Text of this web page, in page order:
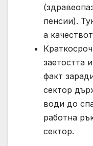
пенсии).
а
заетостта
факт
сектор
води до
работна
сектор.